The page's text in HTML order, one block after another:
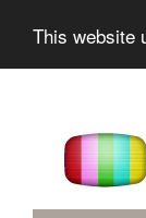
This website